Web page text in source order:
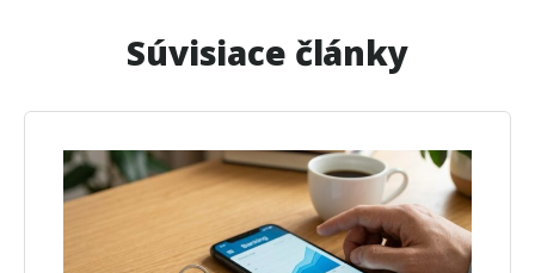
Súvisiace články